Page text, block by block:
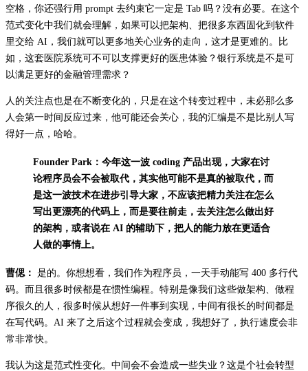
空格，你还强行用 prompt 去约束它一定是 Tab 吗？没有必要。在这个
范式变化中我们就会理解，如果可以把架构、把很多东西固化到软件
里交给 AI，我们就可以更多地关心业务的走向，这才是更难的。比
如，这套医院系统可不可以支撑更好的医患体验？银行系统是不是可
以满足更好的金融管理需求？
人的关注点也是在不断变化的，只是在这个转变过程中，未必那么多
人会第一时间反应过来，他可能还会关心，我的汇编是不是比别人写
得好一点，哈哈。
Founder Park：今年这一波 coding 产品出现，大家在讨
论程序员会不会被取代，其实他可能不是真的被取代，而
是这一波技术在进步引导大家，不应该把精力关注在怎么
写出更漂亮的代码上，而是要往前走，去关注怎么做出好
的架构，或者说在 AI 的辅助下，把人的能力放在更适合
人做的事情上。
曹偲： 是的。你想想看，我们作为程序员，一天手动能写 400 多行代
码。而且很多时候都是在惯性编程。特别是像我们这些做架构、做程
序很久的人，很多时候从想好一件事到实现，中间有很长的时间都是
在写代码。AI 来了之后这个过程就会变成，我想好了，执行速度会非
常非常快。
我认为这是范式性变化。中间会不会造成一些失业？这是个社会转型